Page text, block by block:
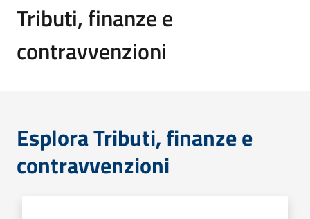
Tributi, finanze e
contravvenzioni
Esplora Tributi, finanze e
contravvenzioni